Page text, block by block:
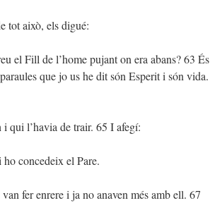
tot això, els digué:
el Fill de l’home pujant on era abans? 63 És
que jo us he dit són Esperit i són vida.
qui l’havia de trair. 65 I afegí:
concedeix el Pare.
fer enrere i ja no anaven més amb ell. 67